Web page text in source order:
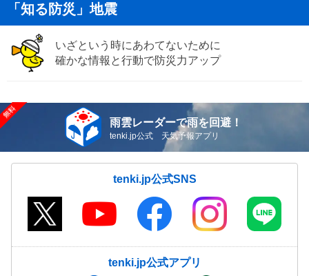
「知る防災」地震
いざという時にあわてないために
確かな情報と行動で防災力アップ
雨雲レーダーで雨を回避！
tenki.jp公式 天気予報アプリ
tenki.jp公式SNS
tenki.jp公式アプリ